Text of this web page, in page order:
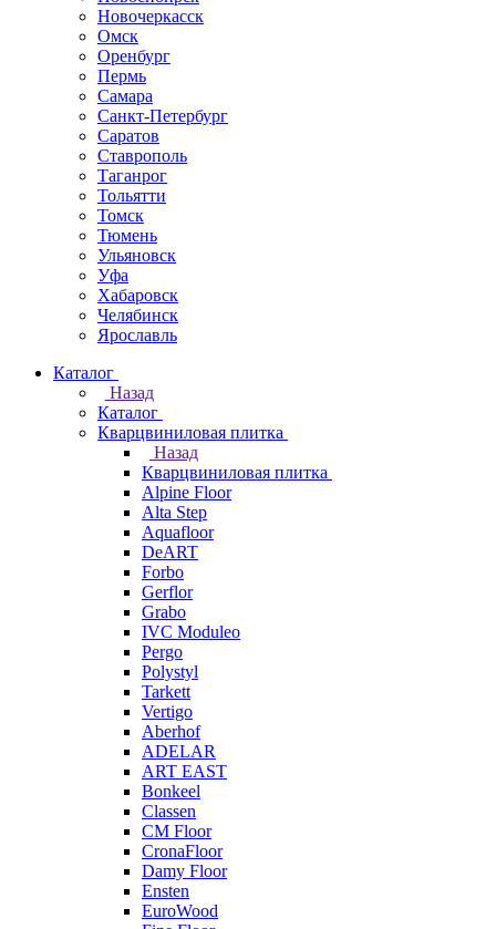
Новочеркаcск
Омск
Оренбург
Пермь
Самара
Санкт-Петербург
Саратов
Ставрополь
Таганрог
Тольятти
Томск
Тюмень
Ульяновск
Уфа
Хабаровск
Челябинск
Ярославль
Каталог
Назад
Каталог
Кварцвиниловая плитка
Назад
Кварцвиниловая плитка
Alpine Floor
Alta Step
Aquafloor
DeART
Forbo
Gerflor
Grabo
IVC Moduleo
Pergo
Polystyl
Tarkett
Vertigo
Aberhof
ADELAR
ART EAST
Bonkeel
Classen
CM Floor
CronaFloor
Damy Floor
Ensten
EuroWood